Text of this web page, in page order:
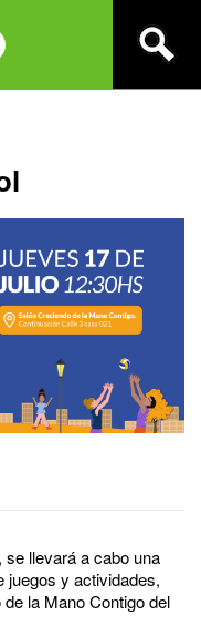
se llevará a cabo una
juegos y actividades,
la Mano Contigo del